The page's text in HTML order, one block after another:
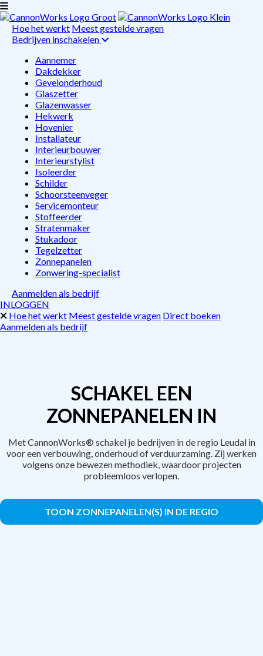
Hoe het werkt Meest gestelde vragen
Bedrijven inschakelen
Aannemer
Dakdekker
Gevelonderhoud
Glaszetter
Glazenwasser
Hekwerk
Hovenier
Installateur
Interieurbouwer
Interieurstylist
Isoleerder
Schilder
Schoorsteenveger
Servicemonteur
Stoffeerder
Stratenmaker
Stukadoor
Tegelzetter
Zonnepanelen
Zonwering-specialist
Aanmelden als bedrijf
INLOGGEN
Hoe het werkt Meest gestelde vragen Direct boeken
Aanmelden als bedrijf
SCHAKEL EEN
ZONNEPANELEN IN
Met CannonWorks® schakel je bedrijven in de regio Leudal in
voor een verbouwing, onderhoud of verduurzaming. Zij werken
volgens onze bewezen methodiek, waardoor projecten
probleemloos verlopen.
TOON ZONNEPANELEN(S) IN DE REGIO